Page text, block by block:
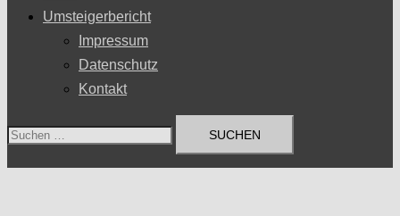
Umsteigerbericht
Impressum
Datenschutz
Kontakt
Suchen